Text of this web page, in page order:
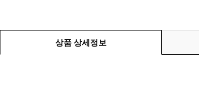
상품 상세정보